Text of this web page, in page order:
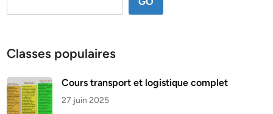
Classes populaires
Cours transport et logistique complet
27 juin 2025